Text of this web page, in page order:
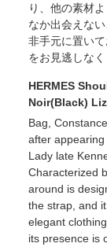
り、他の素材
なか出会えな
非手元に置い
をお見逃しなく
HERMES
Noir(Black)
Bag,
after
Lady late
Characterized
around is
the strap, and
elegant
its presence is